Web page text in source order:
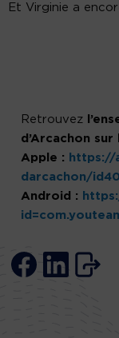
Et Virginie a
Retrouvez
d’Arcachon
Apple : https://
darcachon/
Android :